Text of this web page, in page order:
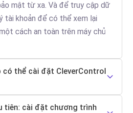
mật từ xa. Và để truy cập dữ
tài khoản để có thể xem lại
cách an toàn trên máy chủ
có thể cài đặt CleverControl
tiên: cài đặt chương trình